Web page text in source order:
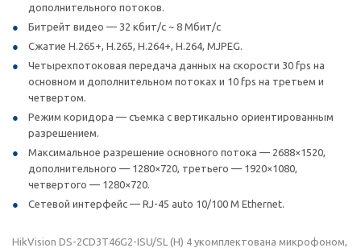
дополнительного потоков.
Битрейт видео — 32 кбит/с ~ 8 Мбит/с
Сжатие H.265+, H.265, H.264+, H.264, MJPEG.
Четырехпотоковая передача данных на скорости 30 fps на
основном и дополнительном потоках и 10 fps на третьем и
четвертом.
Режим коридора — съемка с вертикально ориентированным
разрешением.
Максимальное разрешение основного потока — 2688×1520,
дополнительного — 1280×720, третьего — 1920×1080,
четвертого — 1280×720.
Сетевой интерфейс — RJ-45 auto 10/100 М Ethernet.
HikVision DS-2CD3T46G2-ISU/SL (H) 4 укомплектована микрофоном,